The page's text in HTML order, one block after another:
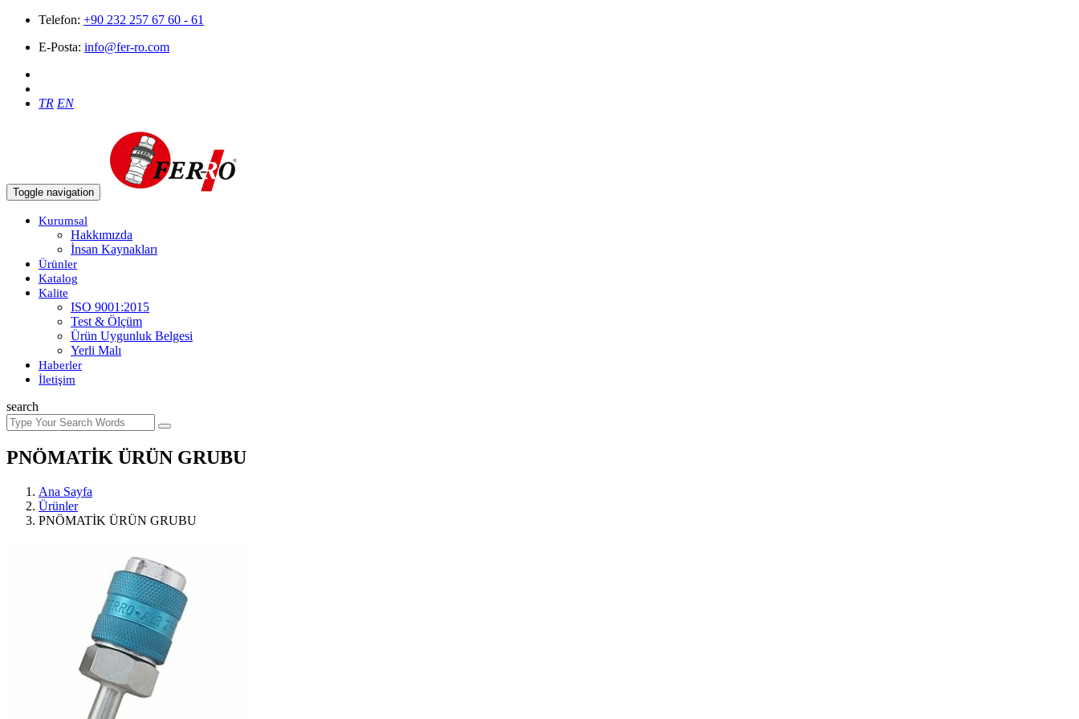
Telefon: +90 232 257 67 60 - 61
E-Posta: info@fer-ro.com
TR EN
Toggle navigation
Kurumsal
Hakkımızda
İnsan Kaynakları
Ürünler
Katalog
Kalite
ISO 9001:2015
Test & Ölçüm
Ürün Uygunluk Belgesi
Yerli Malı
Haberler
İletişim
search
PNÖMATİK ÜRÜN GRUBU
Ana Sayfa
Ürünler
PNÖMATİK ÜRÜN GRUBU